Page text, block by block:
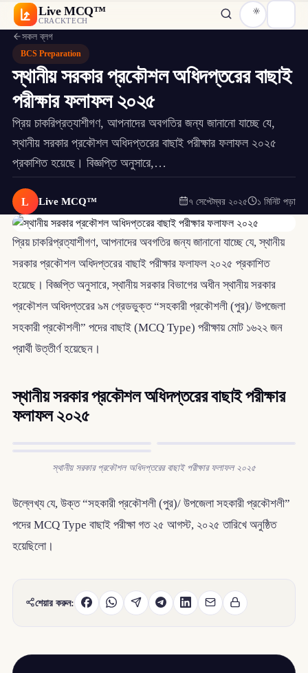
Live MCQ™
CRACKTECH
সকল ব্লগ
BCS Preparation
স্থানীয় সরকার প্রকৌশল অধিদপ্তরের বাছাই
পরীক্ষার ফলাফল ২০২৫
প্রিয় চাকরিপ্রত্যাশীগণ, আপনাদের অবগতির জন্য জানানো যাচ্ছে যে,
স্থানীয় সরকার প্রকৌশল অধিদপ্তরের বাছাই পরীক্ষার ফলাফল ২০২৫
প্রকাশিত হয়েছে। বিজ্ঞপ্তি অনুসারে,…
L Live MCQ™ ৭ সেপ্টেম্বর ২০২৫ ১ মিনিট পড়া
প্রিয় চাকরিপ্রত্যাশীগণ, আপনাদের অবগতির জন্য জানানো যাচ্ছে যে, স্থানীয়
সরকার প্রকৌশল অধিদপ্তরের বাছাই পরীক্ষার ফলাফল ২০২৫ প্রকাশিত
হয়েছে। বিজ্ঞপ্তি অনুসারে, স্থানীয় সরকার বিভাগের অধীন স্থানীয় সরকার
প্রকৌশল অধিদপ্তরের ৯ম গ্রেডভুক্ত “সহকারী প্রকৌশলী (পুর)/ উপজেলা
সহকারী প্রকৌশলী” পদের বাছাই (MCQ Type) পরীক্ষায় মোট ১৬২২ জন
প্রার্থী উত্তীর্ণ হয়েছেন।
স্থানীয় সরকার প্রকৌশল অধিদপ্তরের বাছাই পরীক্ষার
ফলাফল ২০২৫
স্থানীয় সরকার প্রকৌশল অধিদপ্তরের বাছাই পরীক্ষার ফলাফল ২০২৫
উল্লেখ্য যে, উক্ত “সহকারী প্রকৌশলী (পুর)/ উপজেলা সহকারী প্রকৌশলী”
পদের MCQ Type বাছাই পরীক্ষা গত ২৫ আগস্ট, ২০২৫ তারিখে অনুষ্ঠিত
হয়েছিলো।
শেয়ার করুন: